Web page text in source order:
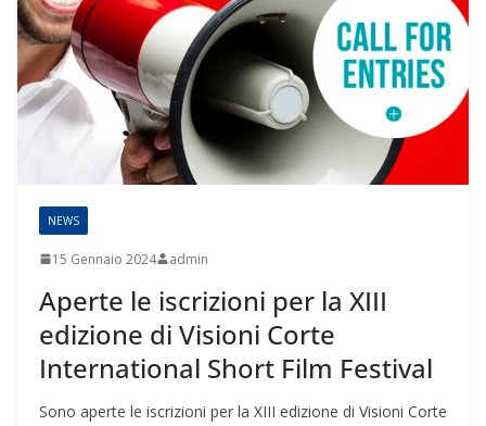
NEWS
15 Gennaio 2024 admin
Aperte le iscrizioni per la XIII
edizione di Visioni Corte
International Short Film Festival
Sono aperte le iscrizioni per la XIII edizione di Visioni Corte